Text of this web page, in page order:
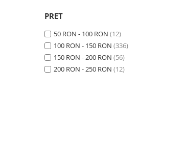
PRET
50 RON - 100 RON (12)
100 RON - 150 RON (336)
150 RON - 200 RON (56)
200 RON - 250 RON (12)